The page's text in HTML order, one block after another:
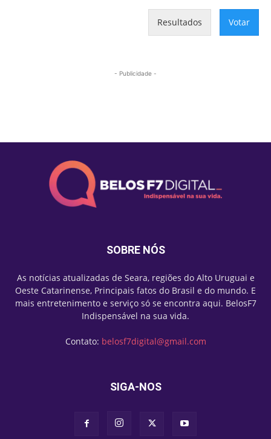
Resultados Votar
- Publicidade -
SOBRE NÓS
As notícias atualizadas de Seara, regiões do Alto Uruguai e
Oeste Catarinense, Principais fatos do Brasil e do mundo. E
mais entretenimento e serviço só se encontra aqui. BelosF7
Indispensável na sua vida.
Contato: belosf7digital@gmail.com
SIGA-NOS